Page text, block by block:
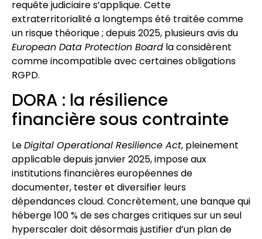
requête judiciaire s’applique. Cette
extraterritorialité a longtemps été traitée comme
un risque théorique ; depuis 2025, plusieurs avis du
European Data Protection Board la considèrent
comme incompatible avec certaines obligations
RGPD.
DORA : la résilience
financière sous contrainte
LeDigital Operational Resilience Act, pleinement
applicable depuis janvier 2025, impose aux
institutions financières européennes de
documenter, tester et diversifier leurs
dépendances cloud. Concrètement, une banque qui
héberge 100 % de ses charges critiques sur un seul
hyperscaler doit désormais justifier d’un plan de